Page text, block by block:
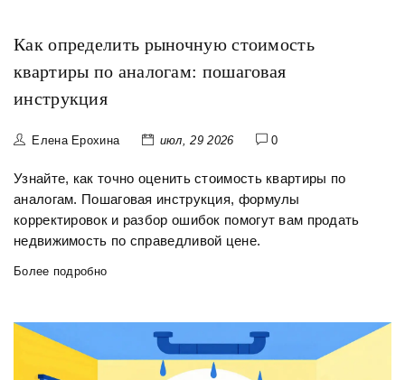
Как определить рыночную стоимость
квартиры по аналогам: пошаговая
инструкция
Елена Ерохина июл, 29 2026 0
Узнайте, как точно оценить стоимость квартиры по
аналогам. Пошаговая инструкция, формулы
корректировок и разбор ошибок помогут вам продать
недвижимость по справедливой цене.
Более подробно